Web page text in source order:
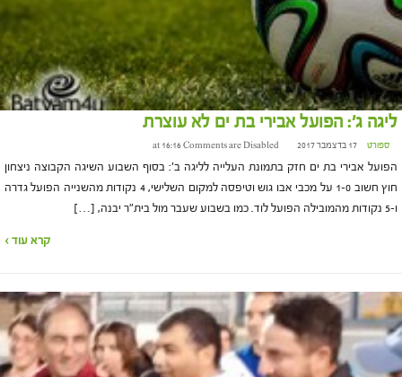
ליגה ג': הפועל אבירי בת ים לא עוצרת
ספורט 17 בדצמבר 2017 at 16:16 Comments are Disabled
הפועל אבירי בת ים חזק בתמונת העלייה לליגה ב': בסוף השבוע השיגה הקבוצה ניצחון
חוץ חשוב 1-0 על מכבי אבו גוש וטיפסה למקום השלישי, 4 נקודות מהשנייה הפועל גדרה
ו-5 נקודות מהמובילה הפועל לוד. כמו בשבוע שעבר מול בית"ר יבנה, […]
קרא עוד ›